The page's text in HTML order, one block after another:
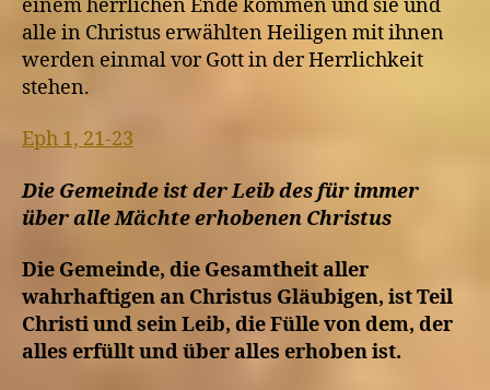
einem herrlichen Ende kommen und sie und
alle in Christus erwählten Heiligen mit ihnen
werden einmal vor Gott in der Herrlichkeit
stehen.
Eph 1, 21-23
Die Gemeinde ist der Leib des für immer
über alle Mächte erhobenen Christus
Die Gemeinde, die Gesamtheit aller
wahrhaftigen an Christus Gläubigen, ist Teil
Christi und sein Leib, die Fülle von dem, der
alles erfüllt und über alles erhoben ist.